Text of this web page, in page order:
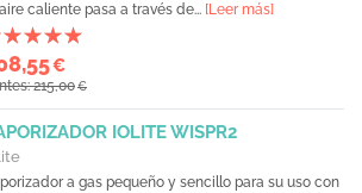
caliente pasa a través de... [Leer más]
€
215,00€
IOLITE WISPR2
a gas pequeño y sencillo para su uso con